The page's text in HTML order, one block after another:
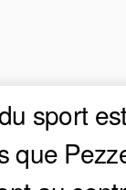
sport
que